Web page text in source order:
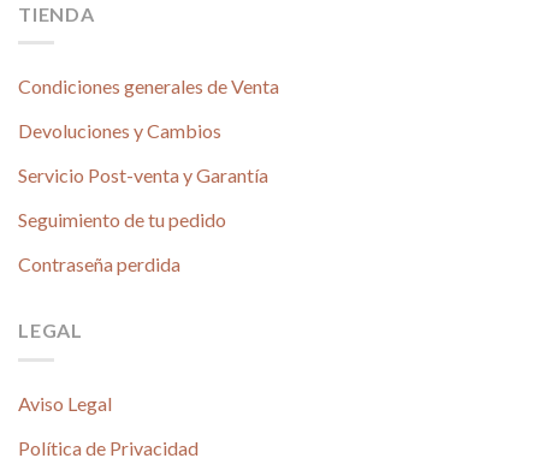
TIENDA
Condiciones generales de Venta
Devoluciones y Cambios
Servicio Post-venta y Garantía
Seguimiento de tu pedido
Contraseña perdida
LEGAL
Aviso Legal
Política de Privacidad